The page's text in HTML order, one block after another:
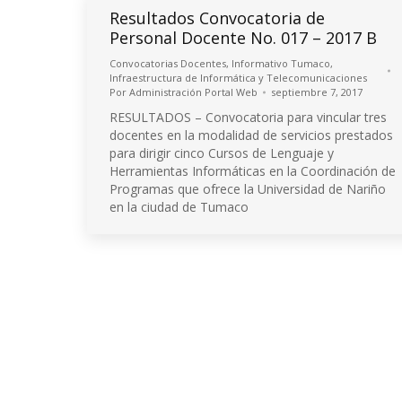
Resultados Convocatoria de
Personal Docente No. 017 – 2017 B
Convocatorias Docentes, Informativo Tumaco,
Infraestructura de Informática y Telecomunicaciones
Por Administración Portal Web septiembre 7, 2017
RESULTADOS – Convocatoria para vincular tres
docentes en la modalidad de servicios prestados
para dirigir cinco Cursos de Lenguaje y
Herramientas Informáticas en la Coordinación de
Programas que ofrece la Universidad de Nariño
en la ciudad de Tumaco